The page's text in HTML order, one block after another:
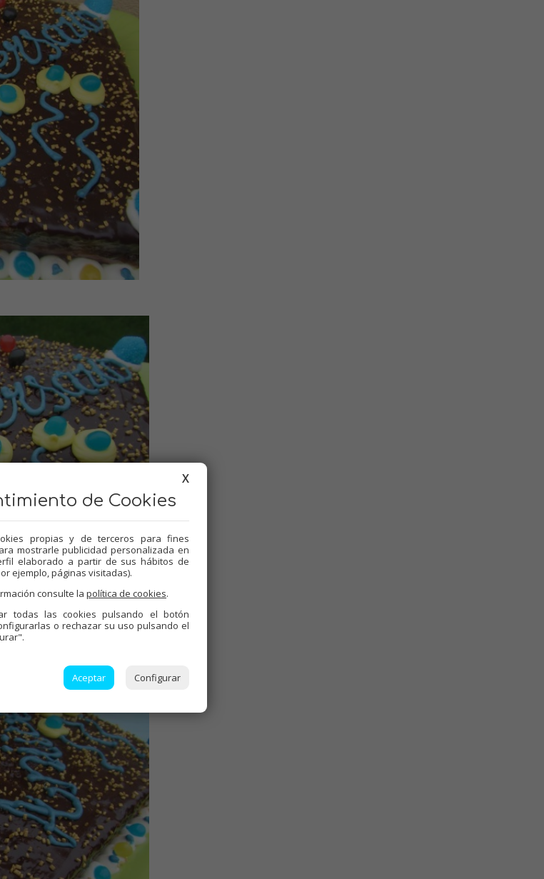
X
de Cookies
propias y de terceros para fines
mostrarle publicidad personalizada en
elaborado a partir de sus hábitos de
ejemplo, páginas visitadas).
consulte la política de cookies.
todas las cookies pulsando el botón
o rechazar su uso pulsando el
Aceptar Configurar